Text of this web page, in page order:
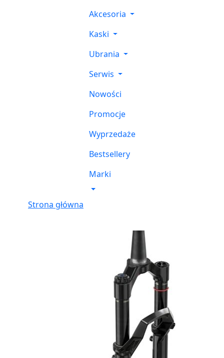
Akcesoria
Kaski
Ubrania
Serwis
Nowości
Promocje
Wyprzedaże
Bestsellery
Marki
Strona główna